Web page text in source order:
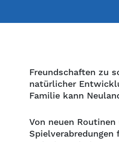
Freundschaften zu
natürlicher
Familie kann
Von neuen